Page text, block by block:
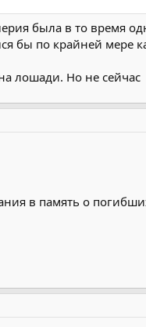
была в то время
бы по крайней мере
лошади. Но не сейчас
в память о